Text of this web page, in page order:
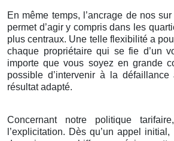
En même temps, l’ancrage de nos
permet d’agir y compris dans les
plus centraux. Une telle flexibilité a
chaque propriétaire qui se fie d’un
importe que vous soyez en grande
possible d’intervenir à la
résultat adapté.
Concernant notre politique
l’explicitation. Dès qu’un appel